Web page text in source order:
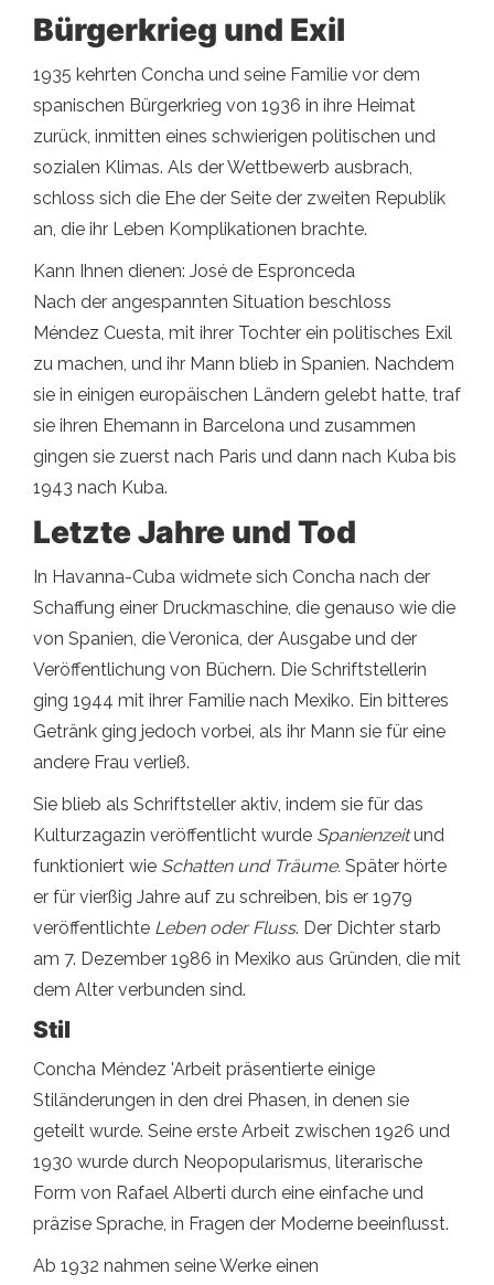
Bürgerkrieg und Exil
1935 kehrten Concha und seine Familie vor dem
spanischen Bürgerkrieg von 1936 in ihre Heimat
zurück, inmitten eines schwierigen politischen und
sozialen Klimas. Als der Wettbewerb ausbrach,
schloss sich die Ehe der Seite der zweiten Republik
an, die ihr Leben Komplikationen brachte.
Kann Ihnen dienen: José de Espronceda
Nach der angespannten Situation beschloss
Méndez Cuesta, mit ihrer Tochter ein politisches Exil
zu machen, und ihr Mann blieb in Spanien. Nachdem
sie in einigen europäischen Ländern gelebt hatte, traf
sie ihren Ehemann in Barcelona und zusammen
gingen sie zuerst nach Paris und dann nach Kuba bis
1943 nach Kuba.
Letzte Jahre und Tod
In Havanna-Cuba widmete sich Concha nach der
Schaffung einer Druckmaschine, die genauso wie die
von Spanien, die Veronica, der Ausgabe und der
Veröffentlichung von Büchern. Die Schriftstellerin
ging 1944 mit ihrer Familie nach Mexiko. Ein bitteres
Getränk ging jedoch vorbei, als ihr Mann sie für eine
andere Frau verließ.
Sie blieb als Schriftsteller aktiv, indem sie für das
Kulturzagazin veröffentlicht wurde Spanienzeitund
funktioniert wie Schatten und Träume. Später hörte
er für vierßig Jahre auf zu schreiben, bis er 1979
veröffentlichte Leben oder Fluss. Der Dichter starb
am 7. Dezember 1986 in Mexiko aus Gründen, die mit
dem Alter verbunden sind.
Stil
Concha Méndez 'Arbeit präsentierte einige
Stiländerungen in den drei Phasen, in denen sie
geteilt wurde. Seine erste Arbeit zwischen 1926 und
1930 wurde durch Neopopularismus, literarische
Form von Rafael Alberti durch eine einfache und
präzise Sprache, in Fragen der Moderne beeinflusst.
Ab 1932 nahmen seine Werke einen